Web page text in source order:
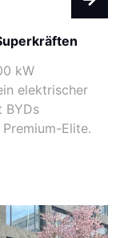
kW
elektrischer
BYDs
Elite.